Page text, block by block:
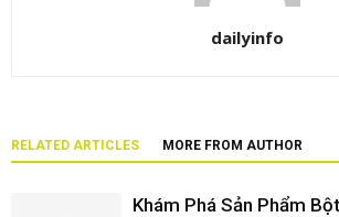
dailyinfo
RELATED ARTICLES MORE FROM AUTHOR
Khám Phá Sản Phẩm